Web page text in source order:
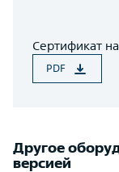
Сертификат
PDF
Другое
версией